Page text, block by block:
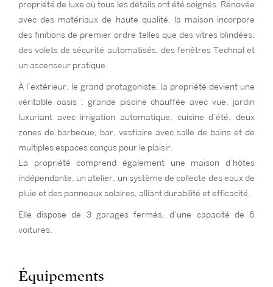
propriété de luxe où tous les détails ont été soignés. Rénovée
avec des matériaux de haute qualité, la maison incorpore
des finitions de premier ordre telles que des vitres blindées,
des volets de sécurité automatisés, des fenêtres Technal et
un ascenseur pratique.
À l’extérieur, le grand protagoniste, la propriété devient une
véritable oasis : grande piscine chauffée avec vue, jardin
luxuriant avec irrigation automatique, cuisine d’été, deux
zones de barbecue, bar, vestiaire avec salle de bains et de
multiples espaces conçus pour le plaisir.
La propriété comprend également une maison d’hôtes
indépendante, un atelier, un système de collecte des eaux de
pluie et des panneaux solaires, alliant durabilité et efficacité.
Elle dispose de 3 garages fermés, d’une capacité de 6
voitures.
Équipements